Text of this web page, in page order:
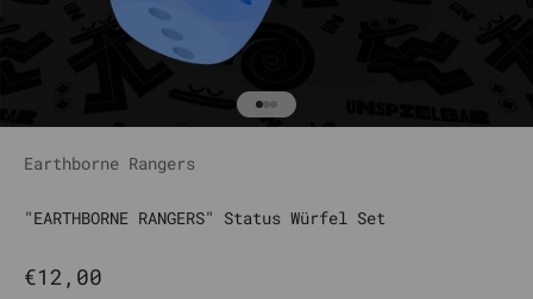
Gehe zu Element 1
Gehe zu Element 2
Gehe zu Element 3
Earthborne Rangers
"EARTHBORNE RANGERS" Status Würfel Set
Angebot
€12,00